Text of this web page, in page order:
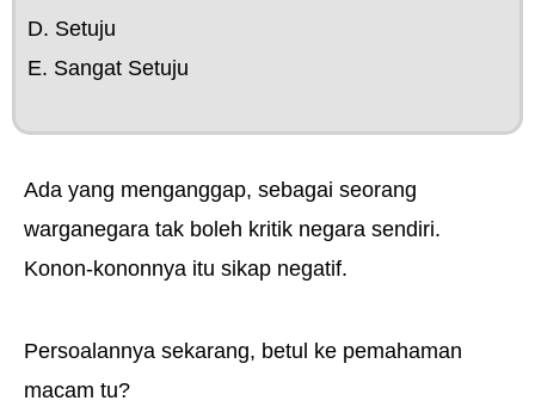
D. Setuju
E. Sangat Setuju
Ada yang menganggap, sebagai seorang
warganegara tak boleh kritik negara sendiri.
Konon-kononnya itu sikap negatif.
Persoalannya sekarang, betul ke pemahaman
macam tu?